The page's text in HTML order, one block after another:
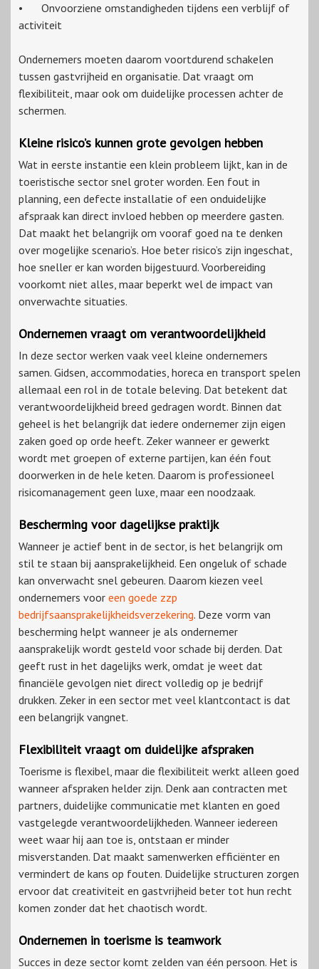
•
Onvoorziene omstandigheden tijdens een verblijf of
activiteit
Ondernemers moeten daarom voortdurend schakelen
tussen gastvrijheid en organisatie. Dat vraagt om
flexibiliteit, maar ook om duidelijke processen achter de
schermen.
Kleine risico’s kunnen grote gevolgen hebben
Wat in eerste instantie een klein probleem lijkt, kan in de
toeristische sector snel groter worden. Een fout in
planning, een defecte installatie of een onduidelijke
afspraak kan direct invloed hebben op meerdere gasten.
Dat maakt het belangrijk om vooraf goed na te denken
over mogelijke scenario’s. Hoe beter risico’s zijn ingeschat,
hoe sneller er kan worden bijgestuurd. Voorbereiding
voorkomt niet alles, maar beperkt wel de impact van
onverwachte situaties.
Ondernemen vraagt om verantwoordelijkheid
In deze sector werken vaak veel kleine ondernemers
samen. Gidsen, accommodaties, horeca en transport spelen
allemaal een rol in de totale beleving. Dat betekent dat
verantwoordelijkheid breed gedragen wordt. Binnen dat
geheel is het belangrijk dat iedere ondernemer zijn eigen
zaken goed op orde heeft. Zeker wanneer er gewerkt
wordt met groepen of externe partijen, kan één fout
doorwerken in de hele keten. Daarom is professioneel
risicomanagement geen luxe, maar een noodzaak.
Bescherming voor dagelijkse praktijk
Wanneer je actief bent in de sector, is het belangrijk om
stil te staan bij aansprakelijkheid. Een ongeluk of schade
kan onverwacht snel gebeuren. Daarom kiezen veel
ondernemers voor een goede zzp
bedrijfsaansprakelijkheidsverzekering. Deze vorm van
bescherming helpt wanneer je als ondernemer
aansprakelijk wordt gesteld voor schade bij derden. Dat
geeft rust in het dagelijks werk, omdat je weet dat
financiële gevolgen niet direct volledig op je bedrijf
drukken. Zeker in een sector met veel klantcontact is dat
een belangrijk vangnet.
Flexibiliteit vraagt om duidelijke afspraken
Toerisme is flexibel, maar die flexibiliteit werkt alleen goed
wanneer afspraken helder zijn. Denk aan contracten met
partners, duidelijke communicatie met klanten en goed
vastgelegde verantwoordelijkheden. Wanneer iedereen
weet waar hij aan toe is, ontstaan er minder
misverstanden. Dat maakt samenwerken efficiënter en
vermindert de kans op fouten. Duidelijke structuren zorgen
ervoor dat creativiteit en gastvrijheid beter tot hun recht
komen zonder dat het chaotisch wordt.
Ondernemen in toerisme is teamwork
Succes in deze sector komt zelden van één persoon. Het is